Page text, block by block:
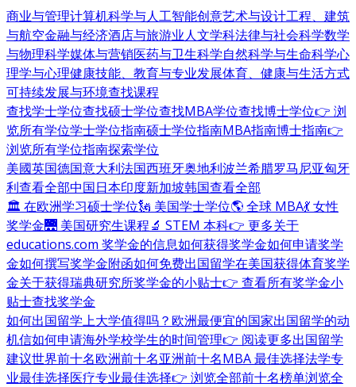
商业与管理计算机科学与人工智能创意艺术与设计工程、建筑
与航空金融与经济酒店与旅游业人文学科法律与社会科学数学
与物理科学媒体与营销医药与卫生科学自然科学与生命科学心
理学与心理健康技能、教育与专业发展体育、健康与生活方式
可持续发展与环境查找课程
查找学士学位查找硕士学位查找MBA学位查找博士学位👉 浏
览所有学位学士学位指南硕士学位指南MBA指南博士指南👉
浏览所有学位指南探索学位
美國英国德国意大利法国西班牙奥地利波兰希腊罗马尼亚匈牙
利查看全部中国日本印度新加坡韩国查看全部
🏛 在欧洲学习硕士学位🗽 美国学士学位🌎 全球 MBA💃 女性
奖学金🌉 美国研究生课程🔬 STEM 本科👉 更多关于
educations.com 奖学金的信息如何获得奖学金如何申请奖学
金如何撰写奖学金附函如何免费出国留学在美国获得体育奖学
金关于获得瑞典研究所奖学金的小贴士👉 查看所有奖学金小
贴士查找奖学金
如何出国留学上大学值得吗？ 欧洲最便宜的国家出国留学的动
机信如何申请海外学校学生的时间管理👉 阅读更多出国留学
建议世界前十名欧洲前十名亚洲前十名MBA 最佳选择法学专
业最佳选择医疗专业最佳选择👉 浏览全部前十名榜单浏览全